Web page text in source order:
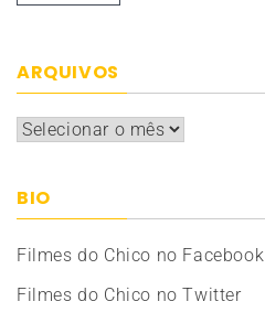
ARQUIVOS
Arquivos
BIO
Filmes do Chico no Facebook
Filmes do Chico no Twitter